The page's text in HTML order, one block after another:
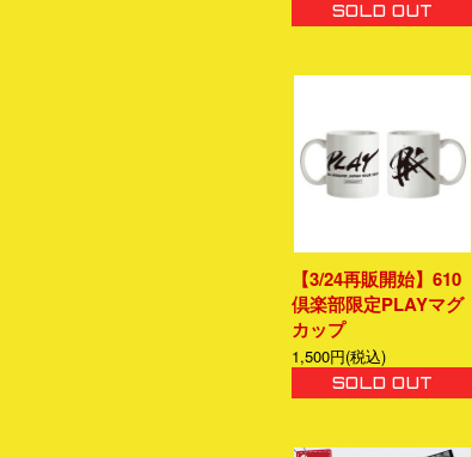
SOLD OUT
【3/24再販開始】610
倶楽部限定PLAYマグ
カップ
1,500円(税込)
SOLD OUT